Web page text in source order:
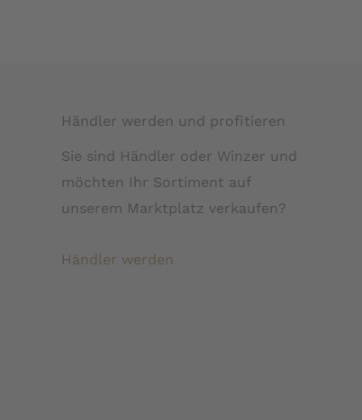
Händler werden und profitieren
Sie sind Händler oder Winzer und
möchten Ihr Sortiment auf
unserem Marktplatz verkaufen?
Händler werden